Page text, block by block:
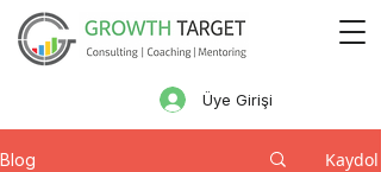
Üye Girişi
Blog Kaydol